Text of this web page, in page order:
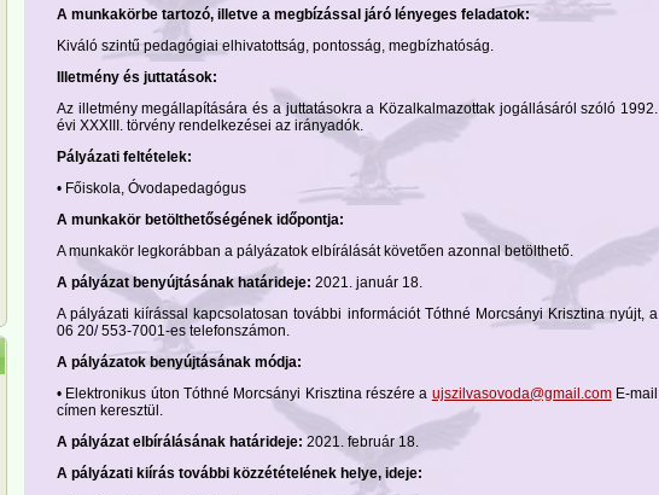
A munkakörbe tartozó, illetve a megbízással járó lényeges feladatok:
Kiváló szintű pedagógiai elhivatottság, pontosság, megbízhatóság.
Illetmény és juttatások:
Az illetmény megállapítására és a juttatásokra a Közalkalmazottak jogállásáról szóló 1992.
évi XXXIII. törvény rendelkezései az irányadók.
Pályázati feltételek:
• Főiskola, Óvodapedagógus
A munkakör betölthetőségének időpontja:
A munkakör legkorábban a pályázatok elbírálását követően azonnal betölthető.
A pályázat benyújtásának határideje: 2021. január 18.
A pályázati kiírással kapcsolatosan további információt Tóthné Morcsányi Krisztina nyújt, a
06 20/ 553-7001-es telefonszámon.
A pályázatok benyújtásának módja:
• Elektronikus úton Tóthné Morcsányi Krisztina részére a ujszilvasovoda@gmail.comE-mail
címen keresztül.
A pályázat elbírálásának határideje: 2021. február 18.
A pályázati kiírás további közzétételének helye, ideje: